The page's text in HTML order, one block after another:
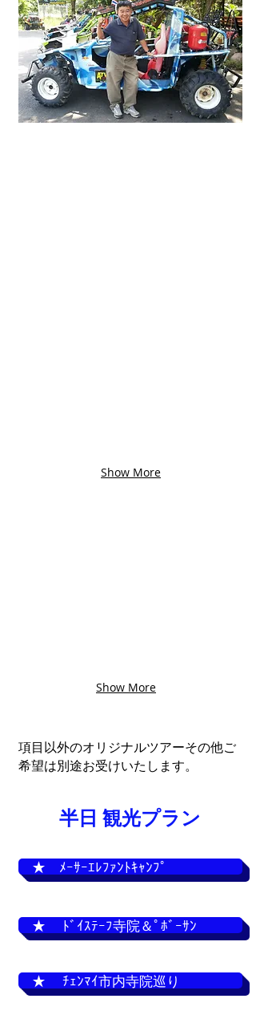
Show More
Show More
項目以外のオリジナルツアーその他ご
希望は別途お受けいたします。
半日 観光プラン
★ ﾒｰｻｰｴﾚﾌｧﾝﾄｷｬﾝﾌﾟ
★ ﾄﾞｲｽﾃｰﾌ寺院＆ﾟﾎﾞｰｻﾝ
★ ﾁｪﾝﾏｲ市内寺院巡り